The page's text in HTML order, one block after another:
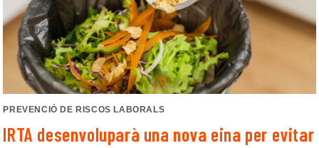
PREVENCIÓ DE RISCOS LABORALS
IRTA desenvoluparà una nova eina per evitar